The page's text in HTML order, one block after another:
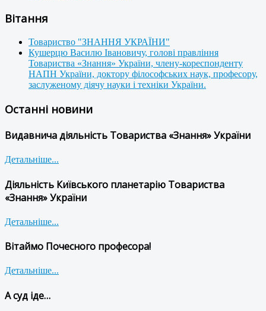
Вітання
Товариство "ЗНАННЯ УКРАЇНИ"
Кушерцю Василю Івановичу, голові правління
Товариства «Знання» України, члену-кореспонденту
НАПН України, доктору філософських наук, професору,
заслуженому діячу науки і техніки України.
Останні новини
Видавнича діяльність Товариства «Знання» України
Детальніше...
Діяльність Київського планетарію Товариства
«Знання» України
Детальніше...
Вітаймо Почесного професора!
Детальніше...
А суд іде…